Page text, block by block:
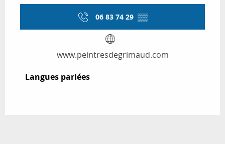
06 83 74 29 ▒▒
www.peintresdegrimaud.com
Langues parlées
Langues parlées